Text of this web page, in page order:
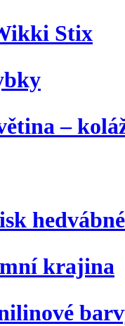
Stix
–
krajina